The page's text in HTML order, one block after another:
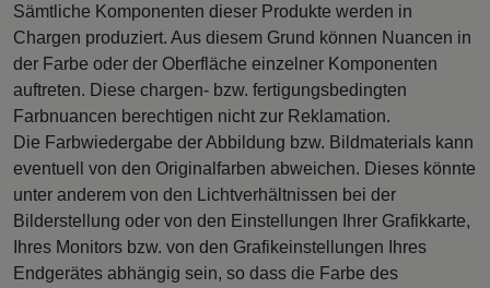
Sämtliche Komponenten dieser Produkte werden in
Chargen produziert. Aus diesem Grund können Nuancen in
der Farbe oder der Oberfläche einzelner Komponenten
auftreten. Diese chargen- bzw. fertigungsbedingten
Farbnuancen berechtigen nicht zur Reklamation.
Die Farbwiedergabe der Abbildung bzw. Bildmaterials kann
eventuell von den Originalfarben abweichen. Dieses könnte
unter anderem von den Lichtverhältnissen bei der
Bilderstellung oder von den Einstellungen Ihrer Grafikkarte,
Ihres Monitors bzw. von den Grafikeinstellungen Ihres
Endgerätes abhängig sein, so dass die Farbe des